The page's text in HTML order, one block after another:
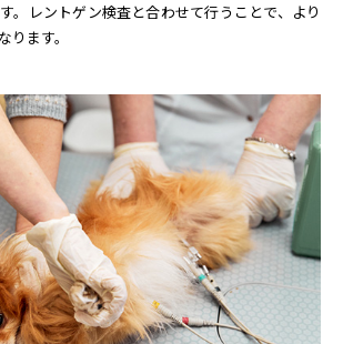
。レントゲン検査と合わせて行うことで、より
ます。